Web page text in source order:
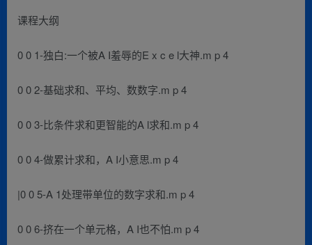
课程大纲
0 0 1-独白:一个被A I羞辱的E x c e l大神.m p 4
0 0 2-基础求和、平均、数数字.m p 4
0 0 3-比条件求和更智能的A l求和.m p 4
0 0 4-做累计求和，A I小意思.m p 4
|0 0 5-A 1处理带单位的数字求和.m p 4
0 0 6-挤在一个单元格，A I也不怕.m p 4